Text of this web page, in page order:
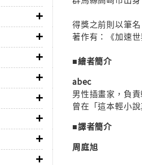
得獎之前則以筆
著作有：《加速
■繪者簡介
abec
男性插畫家，負
曾在「這本輕小
■譯者簡介
周庭旭